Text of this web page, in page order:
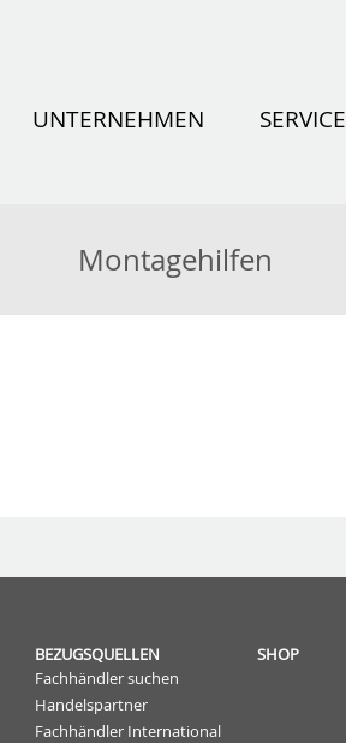
UNTERNEHMEN SERVICE
Montagehilfen
BEZUGSQUELLEN
Fachhändler suchen
Handelspartner
Fachhändler International
SHOP